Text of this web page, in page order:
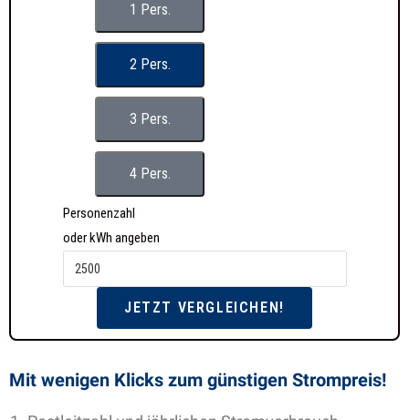
1 Pers.
2 Pers.
3 Pers.
4 Pers.
Personenzahl
oder kWh angeben
JETZT VERGLEICHEN!
Mit wenigen Klicks zum günstigen Strompreis!